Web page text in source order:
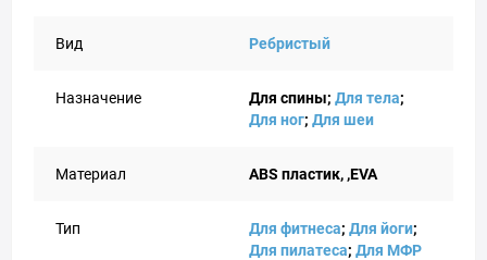
Вид Ребристый
Назначение Для спины; Для тела;
Для ног; Для шеи
Материал ABS пластик, ,EVA
Тип Для фитнеса; Для йоги;
Для пилатеса; Для МФР